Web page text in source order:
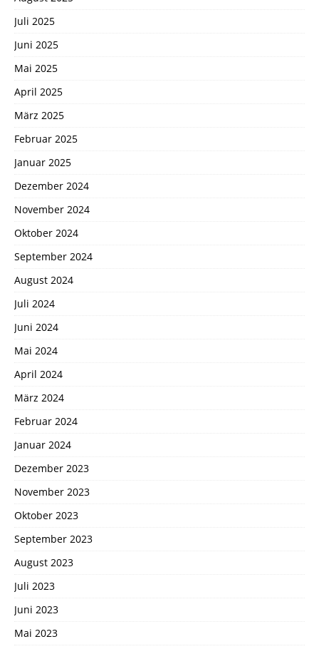
Juli 2025
Juni 2025
Mai 2025
April 2025
März 2025
Februar 2025
Januar 2025
Dezember 2024
November 2024
Oktober 2024
September 2024
August 2024
Juli 2024
Juni 2024
Mai 2024
April 2024
März 2024
Februar 2024
Januar 2024
Dezember 2023
November 2023
Oktober 2023
September 2023
August 2023
Juli 2023
Juni 2023
Mai 2023